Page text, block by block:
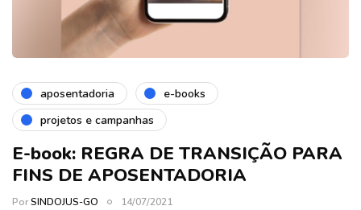
aposentadoria
e-books
projetos e campanhas
E-book: REGRA DE TRANSIÇÃO PARA
FINS DE APOSENTADORIA
PorSINDOJUS-GO 14/07/2021